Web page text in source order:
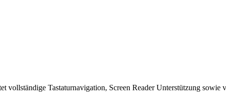
vollständige Tastaturnavigation, Screen Reader Unterstützung